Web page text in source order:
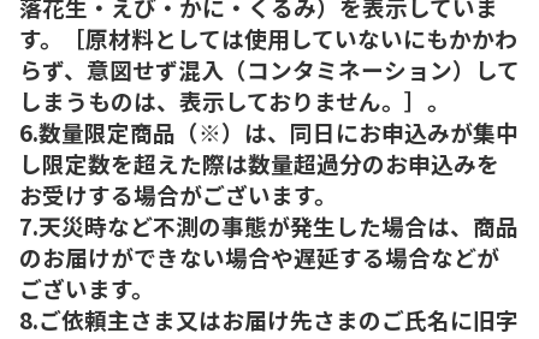
落花生・えび・かに・くるみ）を表示していま
す。［原材料としては使用していないにもかかわ
らず、意図せず混入（コンタミネーション）して
しまうものは、表示しておりません。］。
6.数量限定商品（※）は、同日にお申込みが集中
し限定数を超えた際は数量超過分のお申込みを
お受けする場合がございます。
7.天災時など不測の事態が発生した場合は、商品
のお届けができない場合や遅延する場合などが
ございます。
8.ご依頼主さま又はお届け先さまのご氏名に旧字